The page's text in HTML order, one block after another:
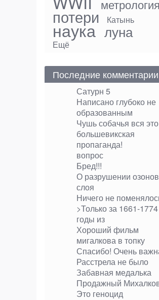
метрология
потери Катынь
наука луна
Ещё
Последние комментарии
Сатурн 5
Написано глубоко не
образованным
Чушь собачья вся это
большевикская
пропаганда!
вопрос
Бред!!!
О разрушении
слоя
Ничего не
>Только за 1661-1774
годы из
Хороший фильм
мигалкова в топку
Спасибо! Очень
Расстрела не было
Забавная медалька
Продажный
Это геноцид